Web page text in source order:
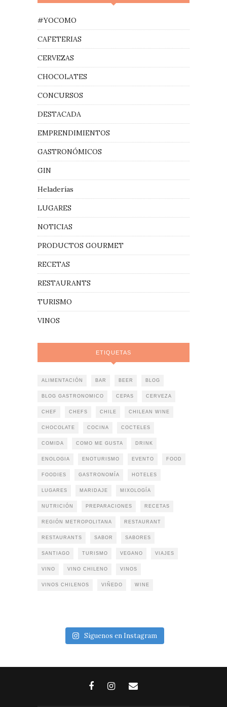
#YOCOMO
CAFETERIAS
CERVEZAS
CHOCOLATES
CONCURSOS
DESTACADA
EMPRENDIMIENTOS
GASTRONÓMICOS
GIN
Heladerías
LUGARES
NOTICIAS
PRODUCTOS GOURMET
RECETAS
RESTAURANTS
TURISMO
VINOS
ETIQUETAS
ALIMENTACIÓN BAR BEER BLOG
BLOG GASTRONOMICO CEPAS CERVEZA
CHEF CHEFS CHILE CHILEAN WINE
CHOCOLATE COCINA COCTELES
COMIDA COMO ME GUSTA DRINK
ENOLOGIA ENOTURISMO EVENTO FOOD
FOODIES GASTRONOMÍA HOTELES
LUGARES MARIDAJE MIXOLOGÍA
NUTRICIÓN PREPARACIONES RECETAS
REGIÓN METROPOLITANA RESTAURANT
RESTAURANTS SABOR SABORES
SANTIAGO TURISMO VEGANO VIAJES
VINO VINO CHILENO VINOS
VINOS CHILENOS VIÑEDO WINE
Síguenos en Instagram